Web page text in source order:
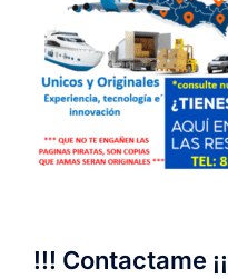
!!! Contactame